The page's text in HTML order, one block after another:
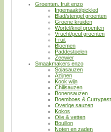
Groenten, fruit enzo
Ingemaakt/pickled
Blad/stengel groenten
Groene kruiden
Wortel/knol groenten
Vrucht/peul groenten
Fruit
Bloemen
Paddestoelen
Zeewier
Smaakmakers enzo
Sojasauzen
Azijnen
Kook wijn
Chilisauzen
Bonensauzen
Boemboes &
Overige sauzen
Kokos
Olie & vetten
Bouillon
Noten en zaden